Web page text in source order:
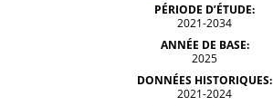
PÉRIODE D’ÉTUDE:
2021-2034
ANNÉE DE BASE:
2025
DONNÉES HISTORIQUES:
2021-2024